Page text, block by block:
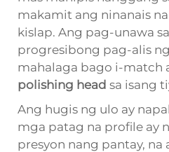
makamit ang ninanais
kislap. Ang pag-unawa
progresibong pag-alis
mahalaga bago i-match
polishing head sa isang
Ang hugis ng ulo ay
mga patag na profile ay
presyon nang pantay, na